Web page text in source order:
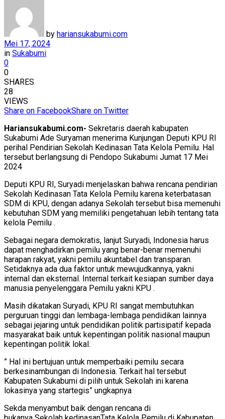
by hariansukabumi.com
Mei 17, 2024
in Sukabumi
0
0
SHARES
28
VIEWS
Share on FacebookShare on Twitter
Hariansukabumi.com- Sekretaris daerah kabupaten
Sukabumi Ade Suryaman menerima Kunjungan Deputi KPU RI
perihal Pendirian Sekolah Kedinasan Tata Kelola Pemilu. Hal
tersebut berlangsung di Pendopo Sukabumi Jumat 17 Mei
2024
Deputi KPU RI, Suryadi menjelaskan bahwa rencana pendirian
Sekolah Kedinasan Tata Kelola Pemilu karena keterbatasan
SDM di KPU, dengan adanya Sekolah tersebut bisa memenuhi
kebutuhan SDM yang memiliki pengetahuan lebih tentang tata
kelola Pemilu .
Sebagai negara demokratis, lanjut Suryadi, Indonesia harus
dapat menghadirkan pemilu yang benar-benar memenuhi
harapan rakyat, yakni pemilu akuntabel dan transparan.
Setidaknya ada dua faktor untuk mewujudkannya, yakni
internal dan eksternal. Internal terkait kesiapan sumber daya
manusia penyelenggara Pemilu yakni KPU .
Masih dikatakan Suryadi, KPU RI sangat membutuhkan
perguruan tinggi dan lembaga-lembaga pendidikan lainnya
sebagai jejaring untuk pendidikan politik partisipatif kepada
masyarakat baik untuk kepentingan politik nasional maupun
kepentingan politik lokal.
” Hal ini bertujuan untuk memperbaiki pemilu secara
berkesinambungan di Indonesia. Terkait hal tersebut
Kabupaten Sukabumi di pilih untuk Sekolah ini karena
lokasinya yang startegis” ungkapnya
Sekda menyambut baik dengan rencana di